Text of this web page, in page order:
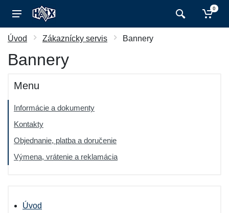
0
Úvod Zákaznícky servis Bannery
Bannery
Menu
Informácie a dokumenty
Kontakty
Objednanie, platba a doručenie
Výmena, vrátenie a reklamácia
Úvod